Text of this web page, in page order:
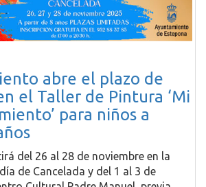
abre el plazo de
el Taller de Pintura ‘Mi
para niños a
del 26 al 28 de noviembre en la
de Cancelada y del 1 al 3 de